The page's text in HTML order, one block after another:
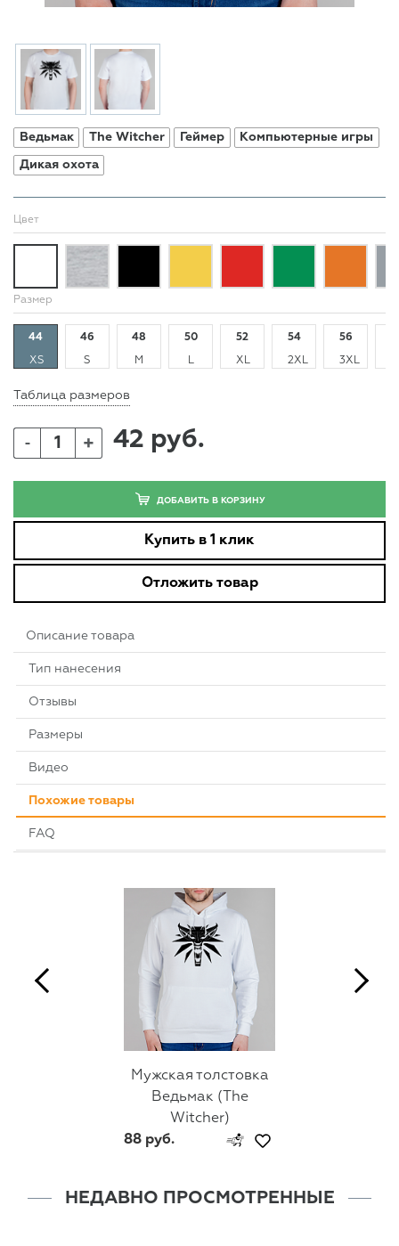
Ведьмак The Witcher Геймер Компьютерные игры
Дикая охота
Цвет
Размер
44
XS
46
S
48
M
50
L
52
XL
54
2XL
56
3XL
Таблица размеров
- + 42 руб.
ДОБАВИТЬ В КОРЗИНУ
Купить в 1 клик
Отложить товар
Описание товара
Тип нанесения
Отзывы
Размеры
Видео
Похожие товары
FAQ
Мужская толстовка
Ведьмак (The
Witcher)
88 руб.
НЕДАВНО ПРОСМОТРЕННЫЕ